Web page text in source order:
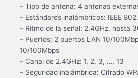
– Tipo de antena: 4 antenas
– Estándares inalámbricos: IEEE
– Ritmo de la señal: 2.4GHz, hasta
– Puertos: 2 puertos LAN 10/
10/100Mbps
– Canal de 2.4GHz: 1, 2, 3, …, 13
– Seguridad inalámbrica: Cifrado